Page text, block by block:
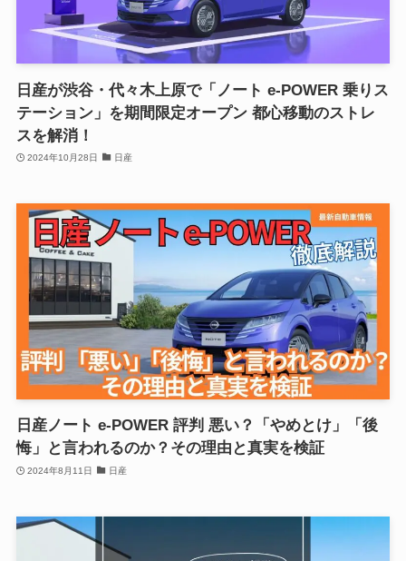
日産が渋谷・代々木上原で「ノート e-POWER 乗りス
テーション」を期間限定オープン 都心移動のストレ
スを解消！
2024年10月28日 日産
日産ノート e-POWER 評判 悪い？「やめとけ」「後
悔」と言われるのか？その理由と真実を検証
2024年8月11日 日産